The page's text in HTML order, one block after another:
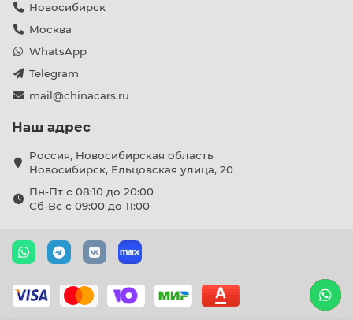
Новосибирск
Москва
WhatsApp
Telegram
mail@chinacars.ru
Наш адрес
Россия, Новосибирская область
Новосибирск, Ельцовская улица, 20
Пн-Пт с 08:10 до 20:00
Сб-Вс с 09:00 до 11:00